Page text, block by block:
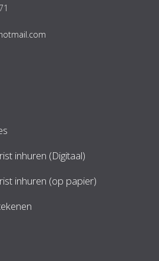
inhuren (Digitaal)
inhuren (op papier)